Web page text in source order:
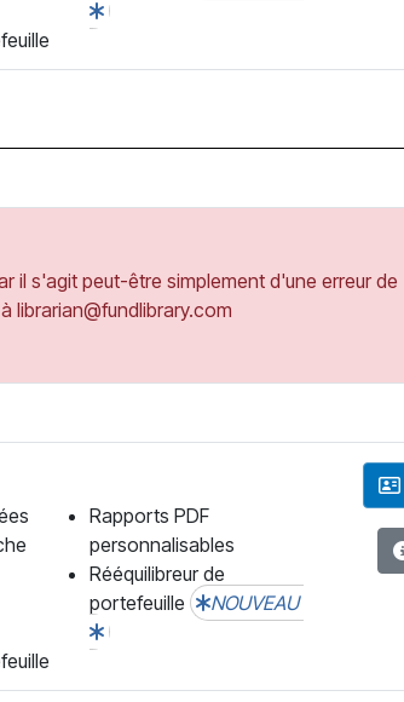
il s'agit peut-être simplement d'une erreur de
librarian@fundlibrary.com
Rapports PDF
personnalisables
Rééquilibreur de
portefeuille
NOUVEAU